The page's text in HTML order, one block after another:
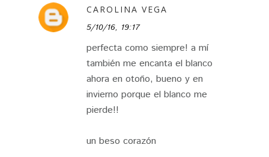
CAROLINA VEGA
5/10/16, 19:17
perfecta como siempre! a mí
también me encanta el blanco
ahora en otoño, bueno y en
invierno porque el blanco me
pierde!!
un beso corazón